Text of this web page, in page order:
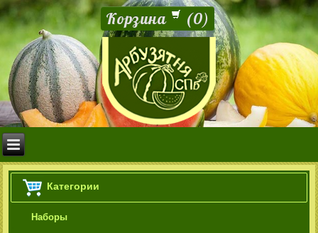
Корзина (0)
Категории
Наборы